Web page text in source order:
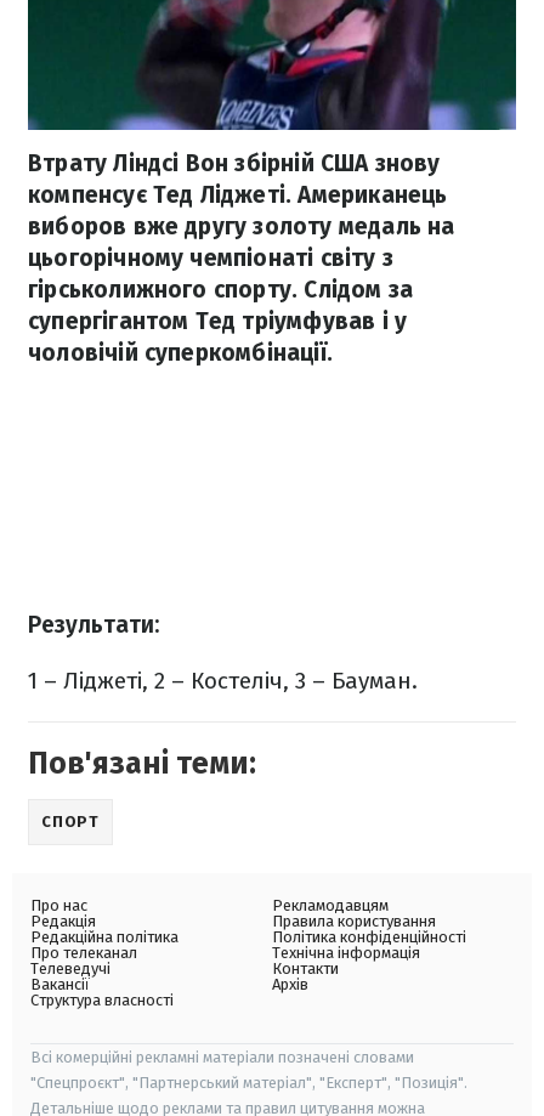
Втрату Ліндсі Вон збірній США знову
компенсує Тед Ліджеті. Американець
виборов вже другу золоту медаль на
цьогорічному чемпіонаті світу з
гірськолижного спорту. Слідом за
супергігантом Тед тріумфував і у
чоловічій суперкомбінації.
Результати:
1 – Ліджеті, 2 – Костеліч, 3 – Бауман.
Пов'язані теми:
СПОРТ
Про нас
Редакція
Редакційна політика
Про телеканал
Телеведучі
Вакансії
Структура власності
Рекламодавцям
Правила користування
Політика конфіденційності
Технічна інформація
Контакти
Архів
Всі комерційні рекламні матеріали позначені словами
"Спецпроєкт", "Партнерський матеріал", "Експерт", "Позиція".
Детальніше щодо реклами та правил цитування можна